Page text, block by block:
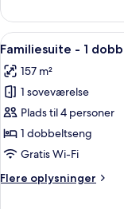
sovesofa
suite
1
seng
med
Indlæs
alle
billeder
af
Familiesuite
-
1
7
Familiesuite - 1
157 m²
1 soveværelse
Plads til 4 personer
1 dobbeltseng
Gratis Wi-Fi
Flere oplysninger
Flere